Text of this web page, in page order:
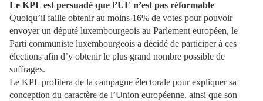
Le KPL est persuadé que l’UE n’est pas réformable
Quoiqu’il faille obtenir au moins 16% de votes pour pouvoir
envoyer un député luxembourgeois au Parlement européen, le
Parti communiste luxembourgeois a décidé de participer à ces
élections afin d’y obtenir le plus grand nombre possible de
suffrages.
Le KPL profitera de la campagne électorale pour expliquer sa
conception du caractère de l’Union européenne, ainsi que son